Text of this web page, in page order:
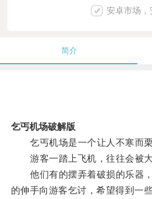
安卓市场，
简介
乞丐机场破解版
乞丐机场是一个让人不寒而栗
游客一踏上飞机，往往会被大
他们有的摆弄着破损的乐器，
的伸手向游客乞讨，希望得到一